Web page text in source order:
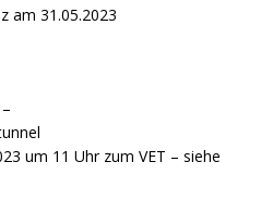
am 31.05.2023
um 11 Uhr zum VET – siehe